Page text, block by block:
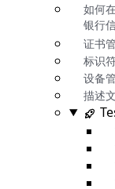
如何
银行
证书
标识
设备
描述